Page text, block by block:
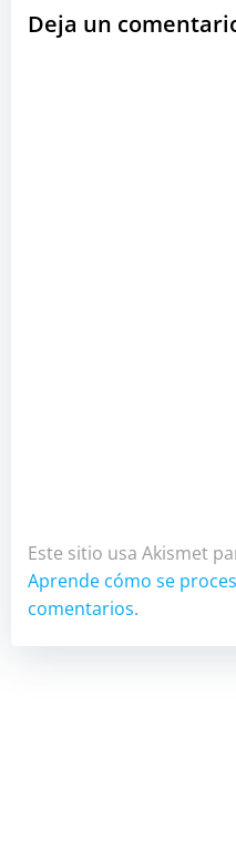
entradas
Deja un
Este sitio usa Akismet
Aprende cómo se
comentarios.